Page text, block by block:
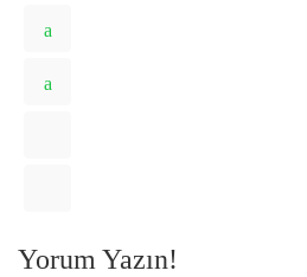
Yorum Yazın!